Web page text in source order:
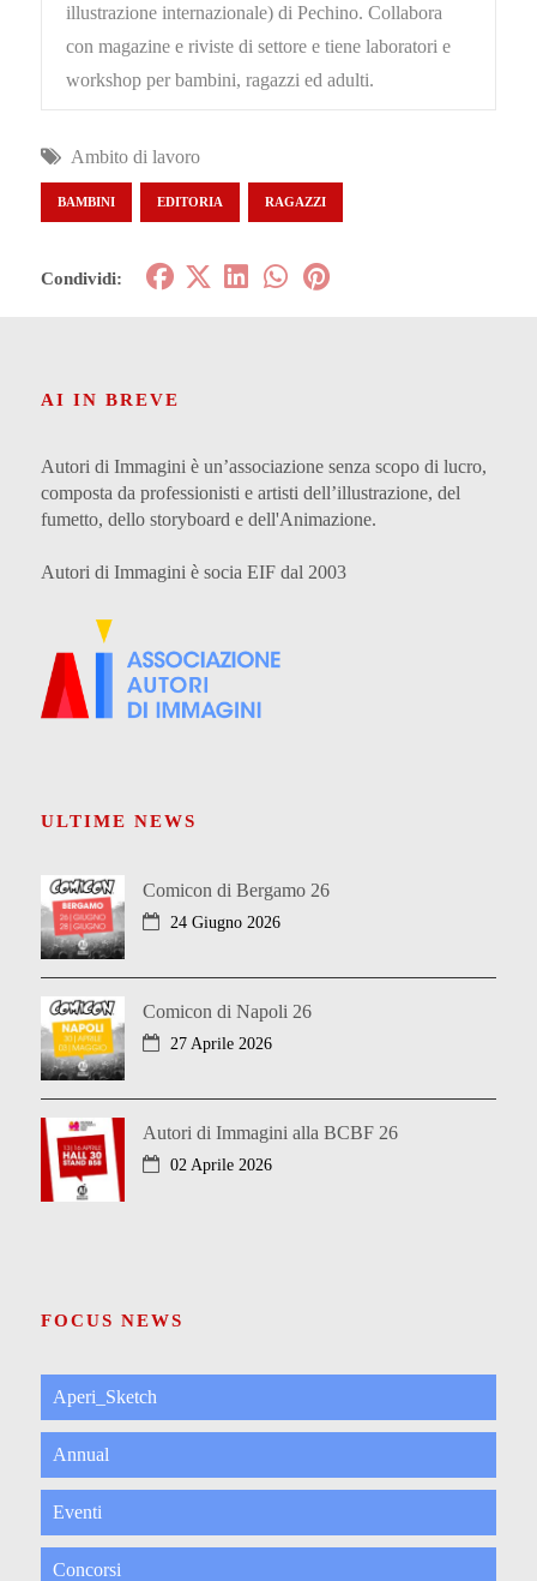
illustrazione internazionale) di Pechino. Collabora
con magazine e riviste di settore e tiene laboratori e
workshop per bambini, ragazzi ed adulti.
Ambito di lavoro
BAMBINI EDITORIA RAGAZZI
Condividi:
AI IN BREVE
Autori di Immagini è un’associazione senza scopo di lucro,
composta da professionisti e artisti dell’illustrazione, del
fumetto, dello storyboard e dell'Animazione.
Autori di Immagini è socia EIF dal 2003
ULTIME NEWS
Comicon di Bergamo 26
24 Giugno 2026
Comicon di Napoli 26
27 Aprile 2026
Autori di Immagini alla BCBF 26
02 Aprile 2026
FOCUS NEWS
Aperi_Sketch
Annual
Eventi
Concorsi